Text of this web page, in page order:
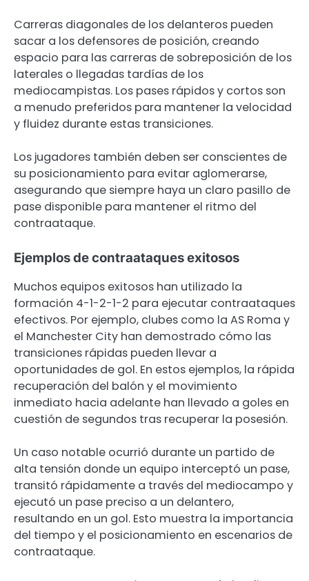
Carreras diagonales de los delanteros pueden
sacar a los defensores de posición, creando
espacio para las carreras de sobreposición de los
laterales o llegadas tardías de los
mediocampistas. Los pases rápidos y cortos son
a menudo preferidos para mantener la velocidad
y fluidez durante estas transiciones.
Los jugadores también deben ser conscientes de
su posicionamiento para evitar aglomerarse,
asegurando que siempre haya un claro pasillo de
pase disponible para mantener el ritmo del
contraataque.
Ejemplos de contraataques exitosos
Muchos equipos exitosos han utilizado la
formación 4-1-2-1-2 para ejecutar contraataques
efectivos. Por ejemplo, clubes como la AS Roma y
el Manchester City han demostrado cómo las
transiciones rápidas pueden llevar a
oportunidades de gol. En estos ejemplos, la rápida
recuperación del balón y el movimiento
inmediato hacia adelante han llevado a goles en
cuestión de segundos tras recuperar la posesión.
Un caso notable ocurrió durante un partido de
alta tensión donde un equipo interceptó un pase,
transitó rápidamente a través del mediocampo y
ejecutó un pase preciso a un delantero,
resultando en un gol. Esto muestra la importancia
del tiempo y el posicionamiento en escenarios de
contraataque.